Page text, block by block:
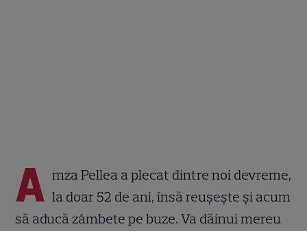
A mza Pellea a plecat dintre noi devreme,
la doar 52 de ani, însă reușește și acum
să aducă zâmbete pe buze. Va dăinui mereu